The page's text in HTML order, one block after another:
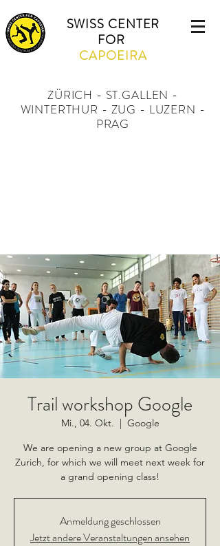
SWISS CENTER
FOR
CAPOEIRA
ZÜRICH - ST.GALLEN -
WINTERTHUR - ZUG - LUZERN -
PRAG
Trail workshop Google
Mi., 04. Okt.
  |
Google
We are opening a new group at Google
Zurich, for which we will meet next week for
a grand opening class!
Anmeldung geschlossen
Jetzt andere Veranstaltungen ansehen